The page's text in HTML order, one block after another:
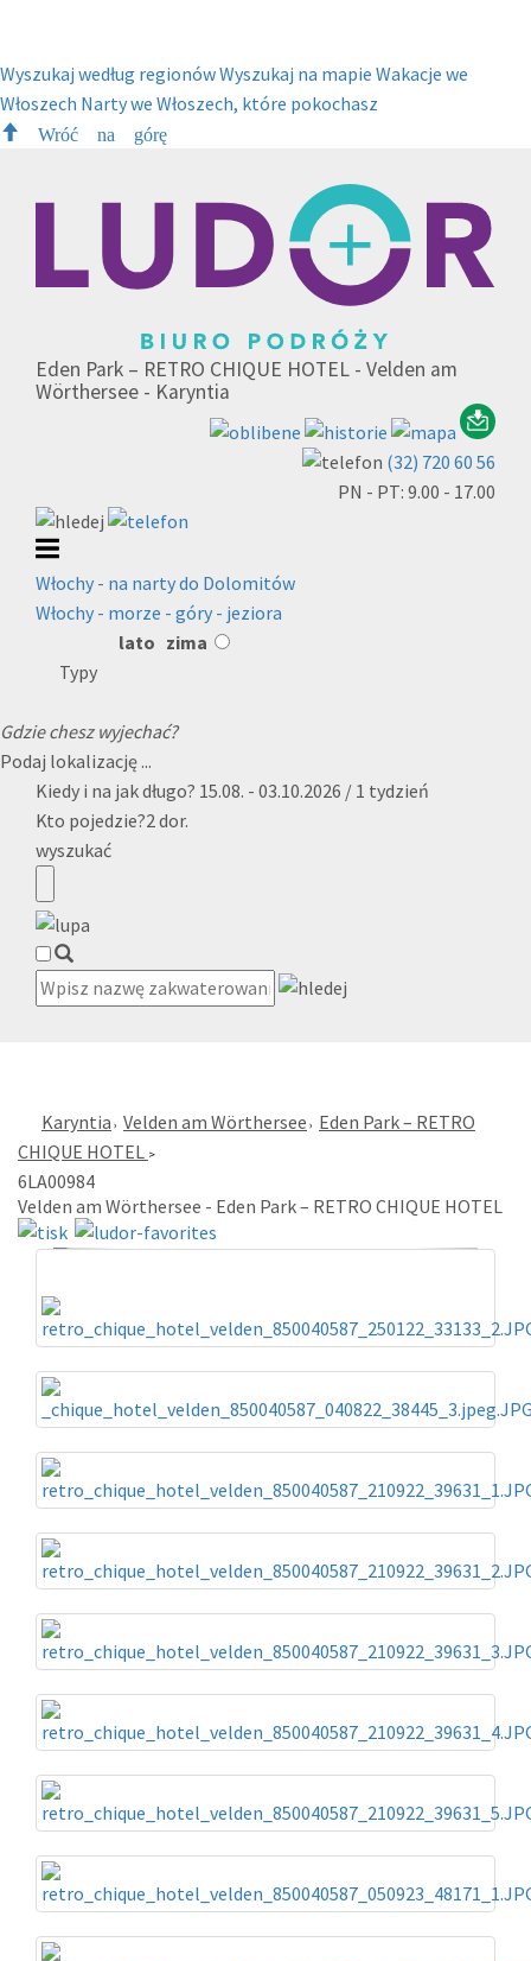
Wyszukaj według regionówWyszukaj na mapie Wakacje we
Włoszech Narty we Włoszech, które pokochasz
Wróć na górę
Eden Park – RETRO CHIQUE HOTEL - Velden am
Wörthersee - Karyntia
(32) 720 60 56
PN - PT: 9.00 - 17.00
Włochy - na narty do Dolomitów
Włochy - morze - góry - jeziora
lato zima
Typy
Gdzie chesz wyjechać?
Podaj lokalizację ...
Kiedy i na jak długo? 15.08. - 03.10.2026 / 1 tydzień
Kto pojedzie?2 dor.
wyszukać
Karyntia Velden am Wörthersee Eden Park – RETRO
CHIQUE HOTEL
6LA00984
Velden am Wörthersee - Eden Park – RETRO CHIQUE HOTEL